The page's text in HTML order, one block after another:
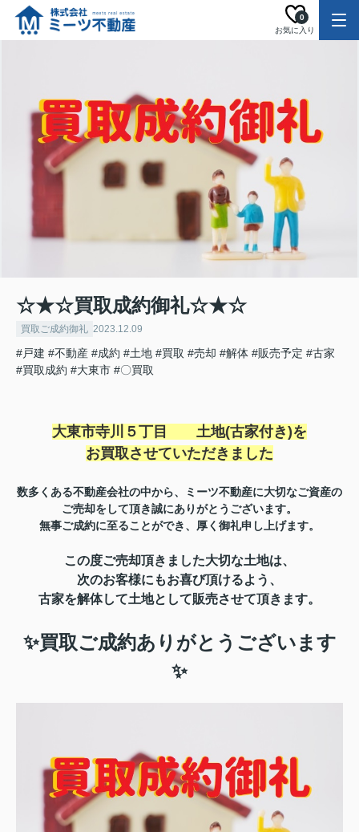
お気に入り
0
☆★☆買取成約御礼☆★☆
買取ご成約御礼 2023.12.09
#戸建 #不動産 #成約 #土地 #買取 #売却 #解体 #販売予定 #古家
#買取成約 #大東市 #〇買取
大東市寺川５丁目 土地(古家付き)を
お買取させていただきました
数多くある不動産会社の中から、ミーツ不動産に大切なご資産の
ご売却をして頂き誠にありがとうございます。
無事ご成約に至ることができ、厚く御礼申し上げます。
この度ご売却頂きました大切な土地は、
次のお客様にもお喜び頂けるよう、
古家を解体して土地として販売させて頂きます。
✨買取ご成約ありがとうございます
✨